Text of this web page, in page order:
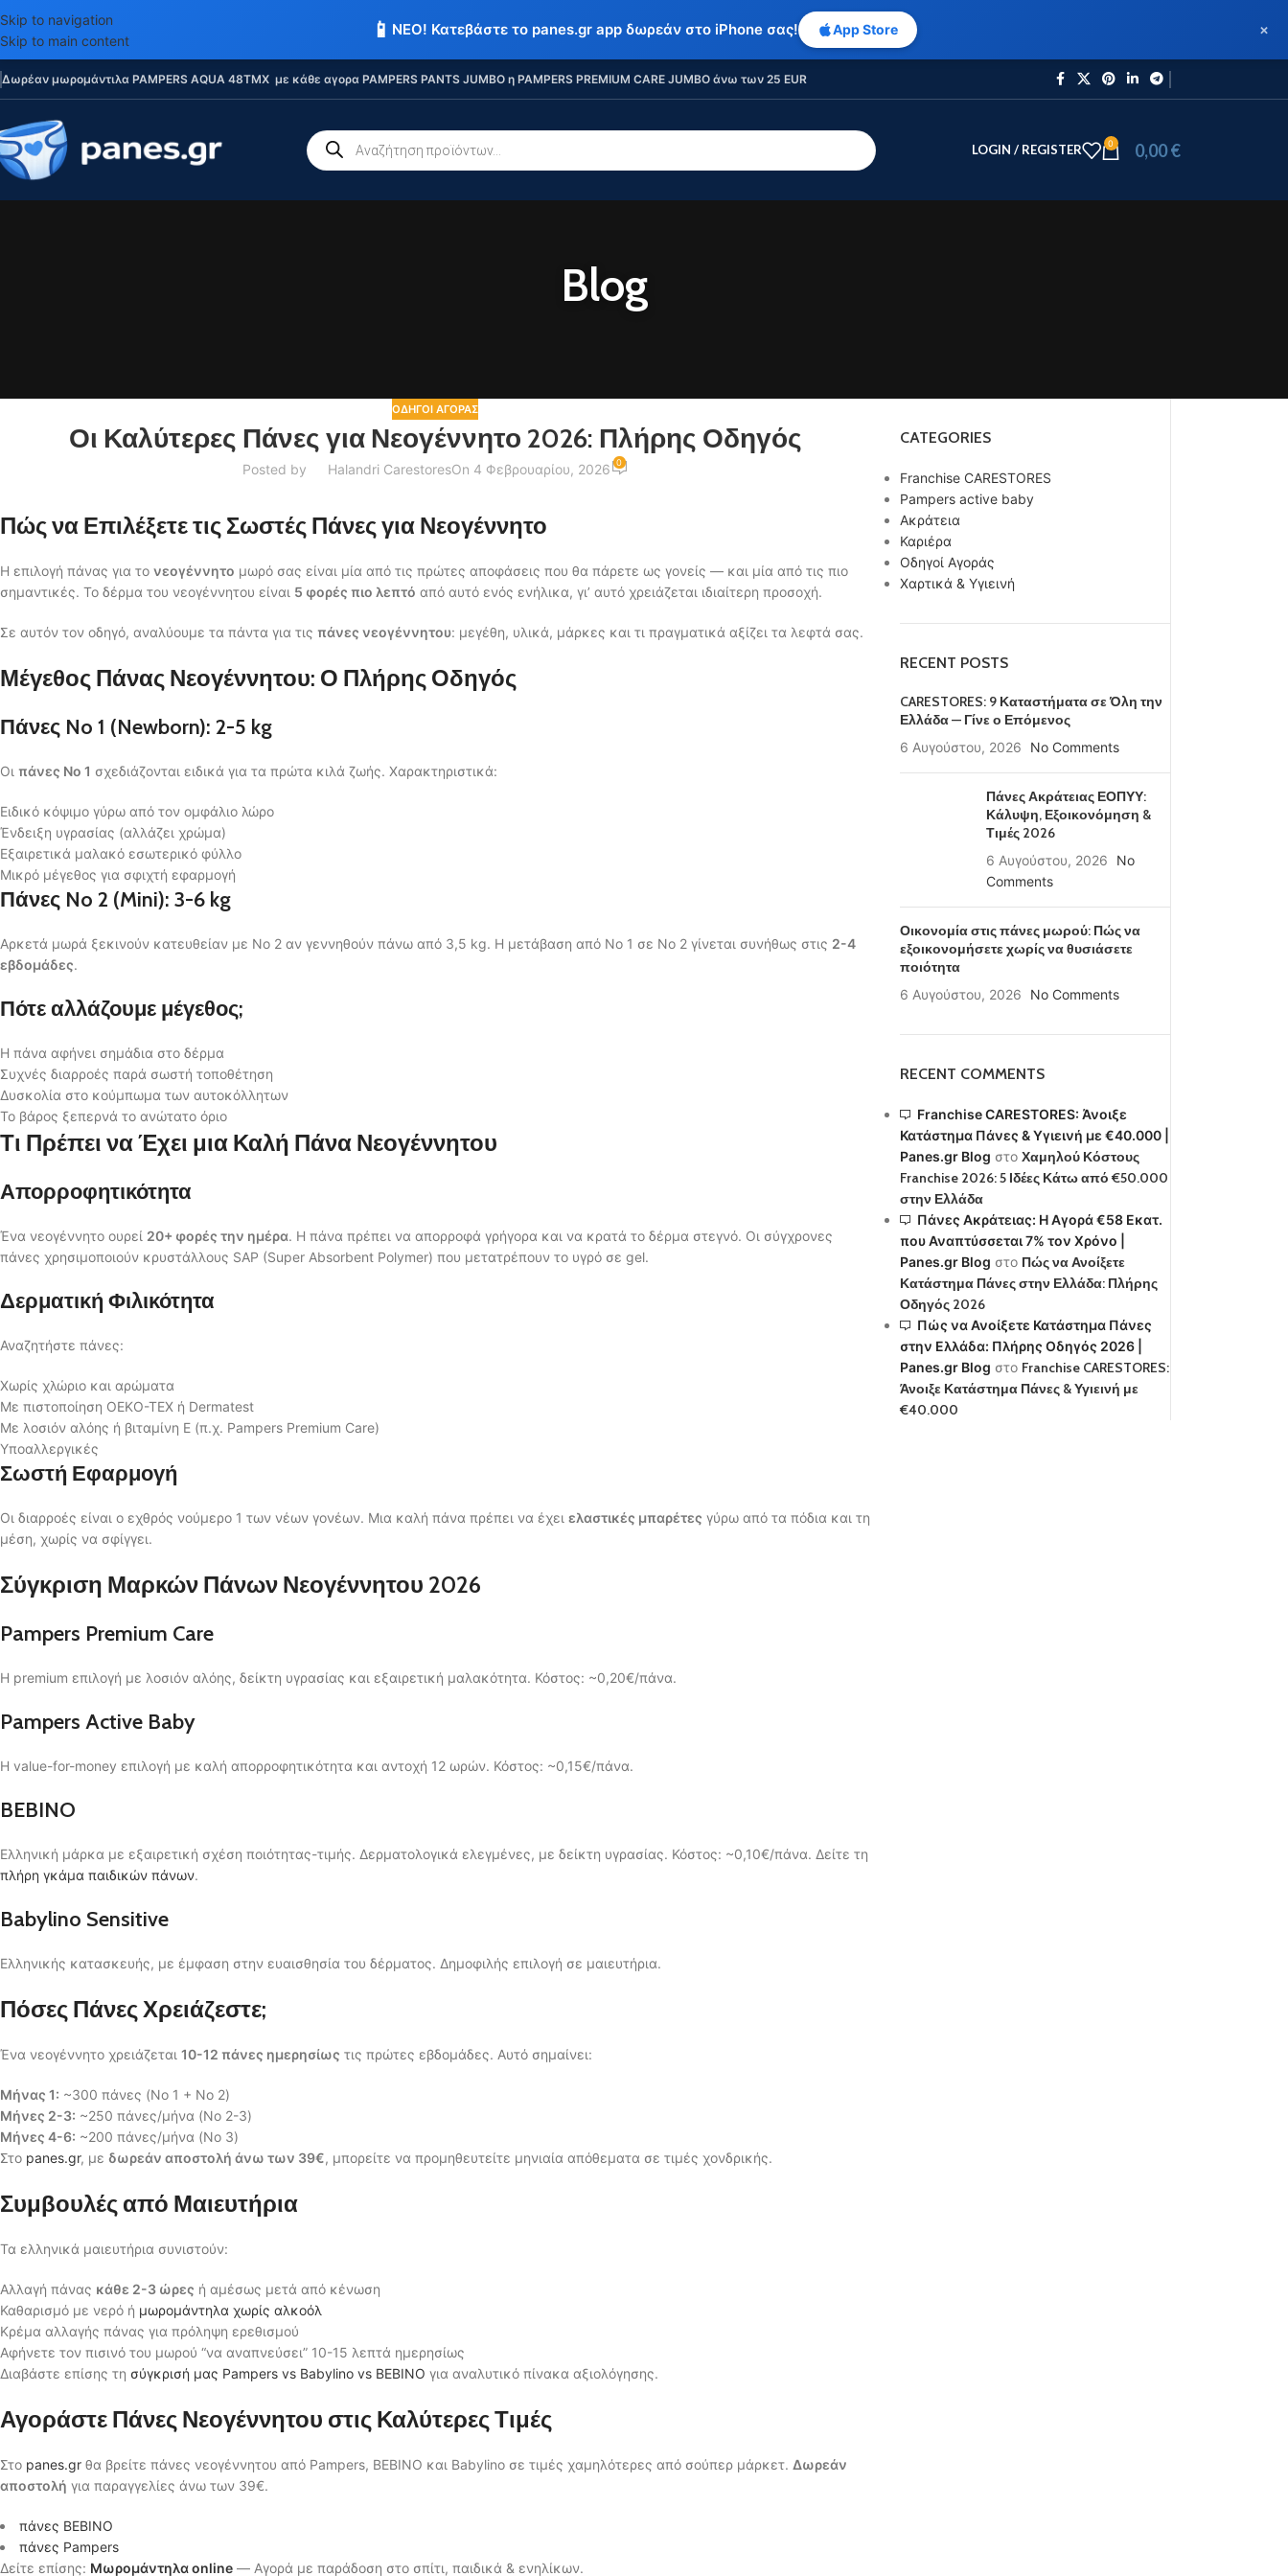
📱 ΝΕΟ! Κατεβάστε το panes.gr app δωρεάν στο iPhone σας! App Store ×
Skip to navigation
Skip to main content
Δωρέαν μωρομάντιλα PAMPERS AQUA 48TMX με κάθε αγορα PAMPERS PANTS JUMBO η PAMPERS PREMIUM CARE JUMBO άνω των 25 EUR
LOGIN / REGISTER 0 0,00€
Blog
ΟΔΗΓΟΊ ΑΓΟΡΆΣ
Οι Καλύτερες Πάνες για Νεογέννητο 2026: Πλήρης Οδηγός
Posted by Halandri CarestoresOn 4 Φεβρουαρίου, 2026 0
Πώς να Επιλέξετε τις Σωστές Πάνες για Νεογέννητο
Η επιλογή πάνας για το νεογέννητο μωρό σας είναι μία από τις πρώτες αποφάσεις που θα πάρετε ως γονείς — και μία από τις πιο
σημαντικές. Το δέρμα του νεογέννητου είναι 5 φορές πιο λεπτό από αυτό ενός ενήλικα, γι’ αυτό χρειάζεται ιδιαίτερη προσοχή.
Σε αυτόν τον οδηγό, αναλύουμε τα πάντα για τις πάνες νεογέννητου: μεγέθη, υλικά, μάρκες και τι πραγματικά αξίζει τα λεφτά σας.
Μέγεθος Πάνας Νεογέννητου: Ο Πλήρης Οδηγός
Πάνες No 1 (Newborn): 2-5 kg
Οι πάνες No 1 σχεδιάζονται ειδικά για τα πρώτα κιλά ζωής. Χαρακτηριστικά:
Ειδικό κόψιμο γύρω από τον ομφάλιο λώρο
Ένδειξη υγρασίας (αλλάζει χρώμα)
Εξαιρετικά μαλακό εσωτερικό φύλλο
Μικρό μέγεθος για σφιχτή εφαρμογή
Πάνες No 2 (Mini): 3-6 kg
Αρκετά μωρά ξεκινούν κατευθείαν με No 2 αν γεννηθούν πάνω από 3,5 kg. Η μετάβαση από No 1 σε No 2 γίνεται συνήθως στις 2-4
εβδομάδες.
Πότε αλλάζουμε μέγεθος;
Η πάνα αφήνει σημάδια στο δέρμα
Συχνές διαρροές παρά σωστή τοποθέτηση
Δυσκολία στο κούμπωμα των αυτοκόλλητων
Το βάρος ξεπερνά το ανώτατο όριο
Τι Πρέπει να Έχει μια Καλή Πάνα Νεογέννητου
Απορροφητικότητα
Ένα νεογέννητο ουρεί 20+ φορές την ημέρα. Η πάνα πρέπει να απορροφά γρήγορα και να κρατά το δέρμα στεγνό. Οι σύγχρονες
πάνες χρησιμοποιούν κρυστάλλους SAP (Super Absorbent Polymer) που μετατρέπουν το υγρό σε gel.
Δερματική Φιλικότητα
Αναζητήστε πάνες:
Χωρίς χλώριο και αρώματα
Με πιστοποίηση OEKO-TEX ή Dermatest
Με λοσιόν αλόης ή βιταμίνη Ε (π.χ. Pampers Premium Care)
Υποαλλεργικές
Σωστή Εφαρμογή
Οι διαρροές είναι ο εχθρός νούμερο 1 των νέων γονέων. Μια καλή πάνα πρέπει να έχει ελαστικές μπαρέτες γύρω από τα πόδια και τη
μέση, χωρίς να σφίγγει.
Σύγκριση Μαρκών Πάνων Νεογέννητου 2026
Pampers Premium Care
Η premium επιλογή με λοσιόν αλόης, δείκτη υγρασίας και εξαιρετική μαλακότητα. Κόστος: ~0,20€/πάνα.
Pampers Active Baby
Η value-for-money επιλογή με καλή απορροφητικότητα και αντοχή 12 ωρών. Κόστος: ~0,15€/πάνα.
BEBINO
Ελληνική μάρκα με εξαιρετική σχέση ποιότητας-τιμής. Δερματολογικά ελεγμένες, με δείκτη υγρασίας. Κόστος: ~0,10€/πάνα. Δείτε τη
πλήρη γκάμα παιδικών πάνων.
Babylino Sensitive
Ελληνικής κατασκευής, με έμφαση στην ευαισθησία του δέρματος. Δημοφιλής επιλογή σε μαιευτήρια.
Πόσες Πάνες Χρειάζεστε;
Ένα νεογέννητο χρειάζεται 10-12 πάνες ημερησίως τις πρώτες εβδομάδες. Αυτό σημαίνει:
Μήνας 1: ~300 πάνες (No 1 + No 2)
Μήνες 2-3: ~250 πάνες/μήνα (No 2-3)
Μήνες 4-6: ~200 πάνες/μήνα (No 3)
Στο panes.gr, με δωρεάν αποστολή άνω των 39€, μπορείτε να προμηθευτείτε μηνιαία απόθεματα σε τιμές χονδρικής.
Συμβουλές από Μαιευτήρια
Τα ελληνικά μαιευτήρια συνιστούν:
Αλλαγή πάνας κάθε 2-3 ώρες ή αμέσως μετά από κένωση
Καθαρισμό με νερό ή μωρομάντηλα χωρίς αλκοόλ
Κρέμα αλλαγής πάνας για πρόληψη ερεθισμού
Αφήνετε τον πισινό του μωρού “να αναπνεύσει” 10-15 λεπτά ημερησίως
Διαβάστε επίσης τη σύγκρισή μας Pampers vs Babylino vs BEBINO για αναλυτικό πίνακα αξιολόγησης.
Αγοράστε Πάνες Νεογέννητου στις Καλύτερες Τιμές
Στο panes.gr θα βρείτε πάνες νεογέννητου από Pampers, BEBINO και Babylino σε τιμές χαμηλότερες από σούπερ μάρκετ. Δωρεάν
αποστολή για παραγγελίες άνω των 39€.
πάνες BEBINO
πάνες Pampers
Δείτε επίσης: Μωρομάντηλα online — Αγορά με παράδοση στο σπίτι, παιδικά & ενηλίκων.
CATEGORIES
Franchise CARESTORES
Pampers active baby
Ακράτεια
Καριέρα
Οδηγοί Αγοράς
Χαρτικά & Υγιεινή
RECENT POSTS
CARESTORES: 9 Καταστήματα σε Όλη την
Ελλάδα — Γίνε ο Επόμενος
6 Αυγούστου, 2026 No Comments
Πάνες Ακράτειας ΕΟΠΥΥ:
Κάλυψη, Εξοικονόμηση &
Τιμές 2026
6 Αυγούστου, 2026
No
Comments
Οικονομία στις πάνες μωρού: Πώς να
εξοικονομήσετε χωρίς να θυσιάσετε
ποιότητα
6 Αυγούστου, 2026 No Comments
RECENT COMMENTS
Franchise CARESTORES: Άνοιξε
Κατάστημα Πάνες & Υγιεινή με €40.000 |
Panes.gr Blog στο Χαμηλού Κόστους
Franchise 2026: 5 Ιδέες Κάτω από €50.000
στην Ελλάδα
Πάνες Ακράτειας: Η Αγορά €58 Εκατ.
που Αναπτύσσεται 7% τον Χρόνο |
Panes.gr Blog στο Πώς να Ανοίξετε
Κατάστημα Πάνες στην Ελλάδα: Πλήρης
Οδηγός 2026
Πώς να Ανοίξετε Κατάστημα Πάνες
στην Ελλάδα: Πλήρης Οδηγός 2026 |
Panes.gr Blog στο Franchise CARESTORES:
Άνοιξε Κατάστημα Πάνες & Υγιεινή με
€40.000